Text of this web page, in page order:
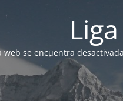
web se encuentra